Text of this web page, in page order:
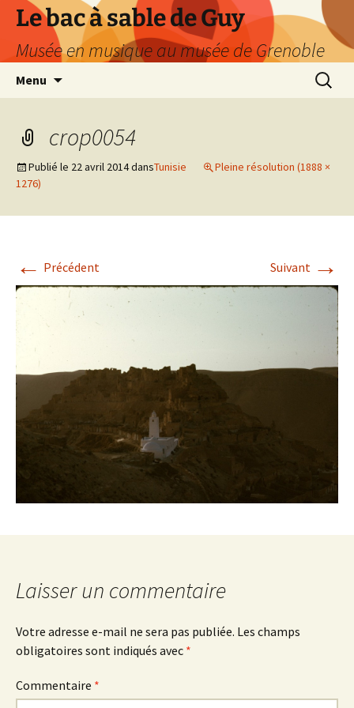
Le bac à sable de Guy
Musée en musique au musée de Grenoble
Menu
crop0054
Publié le 22 avril 2014dansTunisie
Pleine résolution (1888 ×
1276)
← Précédent Suivant →
Laisser un commentaire
Votre adresse e-mail ne sera pas publiée. Les champs
obligatoires sont indiqués avec *
Commentaire *